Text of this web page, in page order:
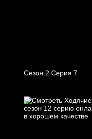
Сезон 2 Серия 7